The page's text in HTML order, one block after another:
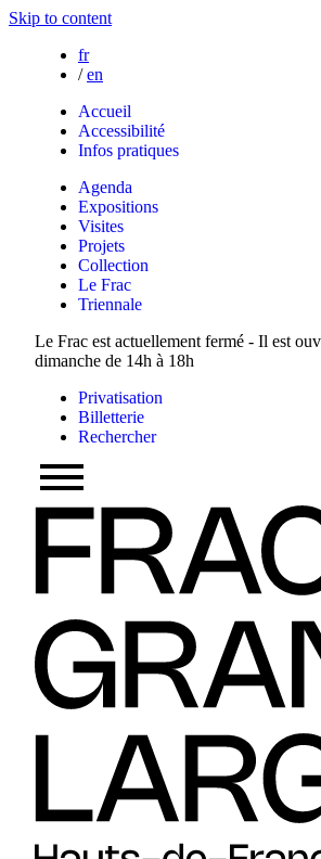
Skip to content
fr
/ en
Accueil
Accessibilité
Infos pratiques
Agenda
Expositions
Visites
Projets
Collection
Le Frac
Triennale
Le Frac est actuellement fermé - Il est
dimanche de 14h à 18h
Privatisation
Billetterie
Rechercher